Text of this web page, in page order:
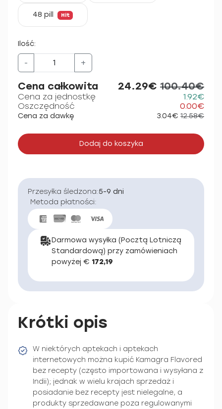
48 pill Hit
Ilość:
- +
Cena całkowita 24.29€ 100.40€
Cena za jednostkę
1.92€
Oszczędność
0.00€
Cena za dawkę 3.04€ 12.58€
Dodaj do koszyka
Przesyłka śledzona:5-9 dni
Metoda płatności:
Darmowa wysyłka (Pocztą Lotniczą
Standardową) przy zamówieniach
powyżej € 172,19
Krótki opis
W niektórych aptekach i aptekach
internetowych można kupić Kamagra Flavored
bez recepty (często importowana i wysyłana z
Indii); jednak w wielu krajach sprzedaż i
posiadanie bez recepty jest nielegalne, a
produkty sprzedawane poza regulowanymi